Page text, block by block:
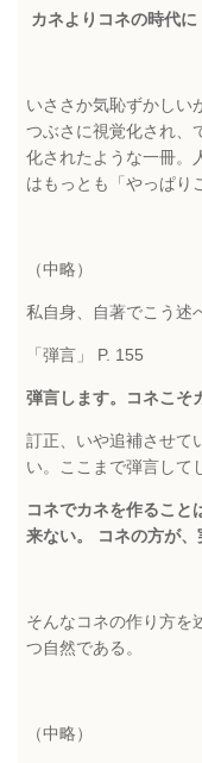
カネよりコネの時代
いささか気恥ずかしい
つぶさに視覚化され、
化されたような一冊。
はもっとも「やっぱり
（中略）
私自身、自著でこう述
「弾言」 P. 155
弾言します。コネこそ
訂正、いや追補させて
い。ここまで弾言して
コネでカネを作ること
来ない。 コネの方が、
そんなコネの作り方を
つ自然である。
（中略）